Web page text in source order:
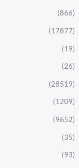
(866)
(17877)
(19)
(26)
(28519)
(1209)
(9652)
(35)
(93)